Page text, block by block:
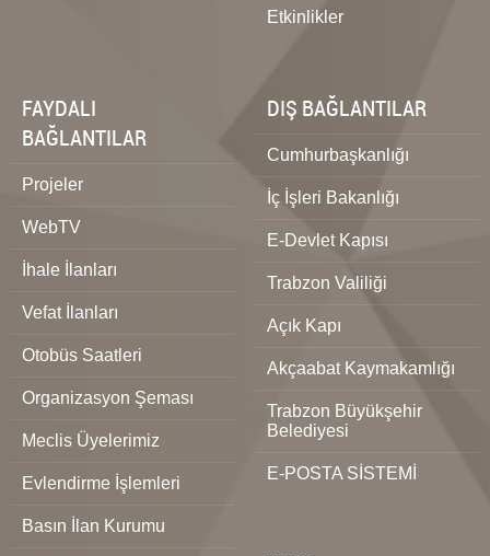
Etkinlikler
FAYDALI
BAĞLANTILAR
Projeler
WebTV
İhale İlanları
Vefat İlanları
Otobüs Saatleri
Organizasyon Şeması
Meclis Üyelerimiz
Evlendirme İşlemleri
Basın İlan Kurumu
DIŞ BAĞLANTILAR
Cumhurbaşkanlığı
İç İşleri Bakanlığı
E-Devlet Kapısı
Trabzon Valiliği
Açık Kapı
Akçaabat Kaymakamlığı
Trabzon Büyükşehir
Belediyesi
E-POSTA SİSTEMİ